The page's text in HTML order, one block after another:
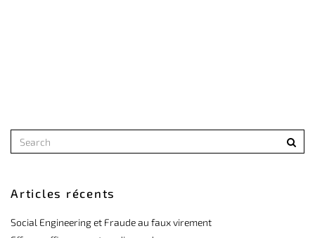
Articles récents
Social Engineering et Fraude au faux virement